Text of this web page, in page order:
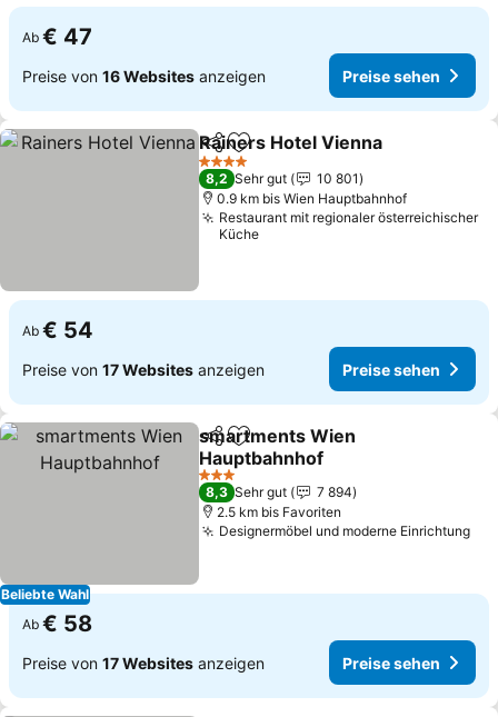
Ab € 47
Preise von 16 Websites anzeigen Preise sehen
TeilenZu Favoriten hinzufügen
Rainers Hotel Vienna
4 Sterne
8,2 Sehr gut
10 801
0.9 km bis Wien Hauptbahnhof
Restaurant mit regionaler österreichischer
Küche
Ab € 54
Preise von 17 Websites anzeigen Preise sehen
Beliebte Wahl
TeilenZu Favoriten hinzufügen
smartments Wien
Hauptbahnhof
Preise sehen
3 Sterne
8,3 Sehr gut
7 894
2.5 km bis Favoriten
Designermöbel und moderne Einrichtung
Ab € 58
Preise von 17 Websites anzeigen Preise sehen